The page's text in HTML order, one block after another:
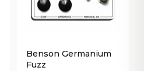
Benson Germanium
Fuzz